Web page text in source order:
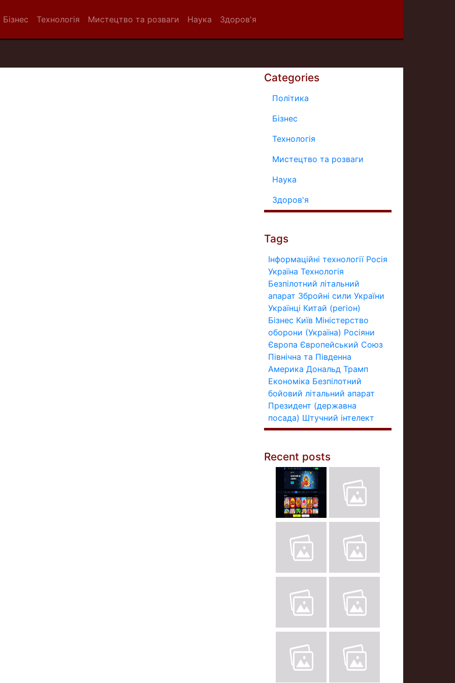
Бізнес Технологія Мистецтво та розваги Наука Здоров'я
Categories
Політика
Бізнес
Технологія
Мистецтво та розваги
Наука
Здоров'я
Tags
Інформаційні технології Росія
Україна Технологія
Безпілотний літальний
апарат Збройні сили України
Українці Китай (регіон)
Бізнес Київ Міністерство
оборони (Україна) Росіяни
Європа Європейський Союз
Північна та Південна
Америка Дональд Трамп
Економіка Безпілотний
бойовий літальний апарат
Президент (державна
посада) Штучний інтелект
Recent posts